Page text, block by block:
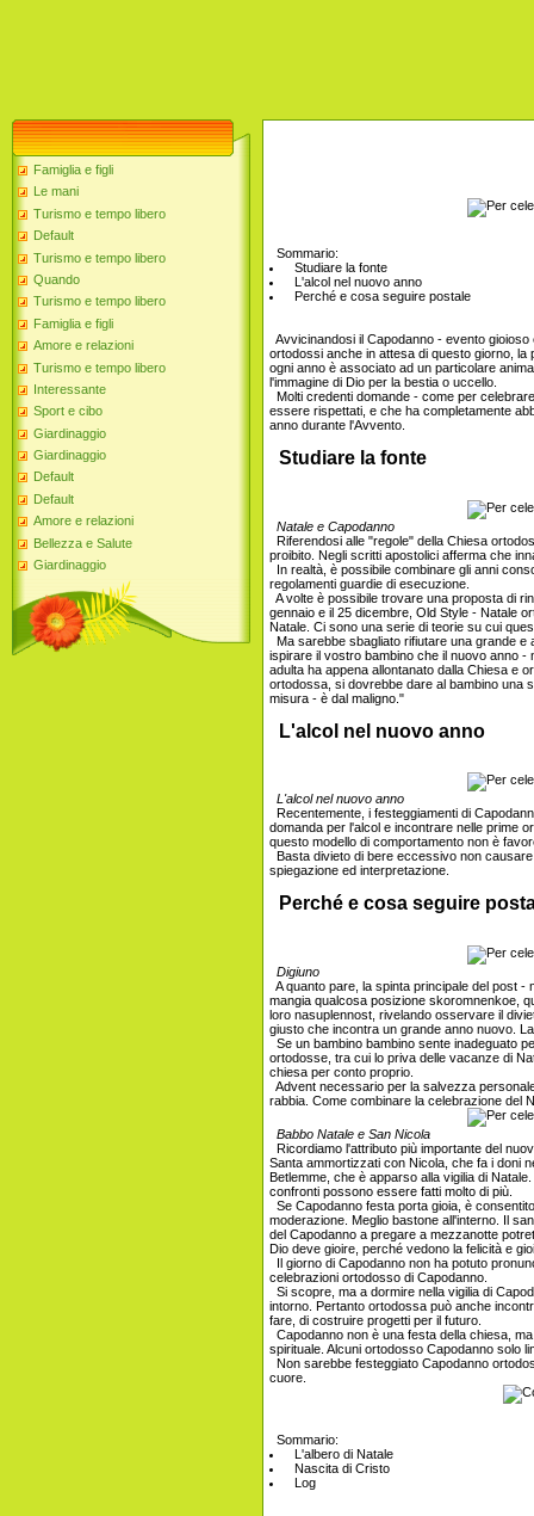
Famiglia e figli
Le mani
Turismo e tempo libero
Default
Turismo e tempo libero
Quando
Turismo e tempo libero
Famiglia e figli
Amore e relazioni
Turismo e tempo libero
Interessante
Sport e cibo
Giardinaggio
Giardinaggio
Default
Default
Amore e relazioni
Bellezza e Salute
Giardinaggio
Sommario:
Studiare la fonte
L'alcol nel nuovo anno
Perché e cosa seguire postale
Avvicinandosi il Capodanno - evento
ortodossi anche in attesa di questo giorno, la
ogni anno è associato ad un particolare
l'immagine di Dio per la bestia o uccello.
Molti credenti domande - come per
essere rispettati, e che ha completamente
anno durante l'Avvento.
Studiare la fonte
Natale e Capodanno
Riferendosi alle "regole" della Chiesa
proibito. Negli scritti apostolici afferma che
In realtà, è possibile combinare gli anni
regolamenti guardie di esecuzione.
A volte è possibile trovare una proposta di
gennaio e il 25 dicembre, Old Style - Natale
Natale. Ci sono una serie di teorie su cui
Ma sarebbe sbagliato rifiutare una grande
ispirare il vostro bambino che il nuovo anno -
adulta ha appena allontanato dalla Chiesa e
ortodossa, si dovrebbe dare al bambino una
misura - è dal maligno."
L'alcol nel nuovo anno
L'alcol nel nuovo anno
Recentemente, i festeggiamenti di
domanda per l'alcol e incontrare nelle prime
questo modello di comportamento non è
Basta divieto di bere eccessivo non
spiegazione ed interpretazione.
Perché e cosa seguire
Digiuno
A quanto pare, la spinta principale del post
mangia qualcosa posizione skoromnenkoe,
loro nasuplennost, rivelando osservare il
giusto che incontra un grande anno nuovo.
Se un bambino bambino sente inadeguato
ortodosse, tra cui lo priva delle vacanze di
chiesa per conto proprio.
Advent necessario per la salvezza
rabbia. Come combinare la celebrazione del
Babbo Natale e San Nicola
Ricordiamo l'attributo più importante del
Santa ammortizzati con Nicola, che fa i doni
Betlemme, che è apparso alla vigilia di
confronti possono essere fatti molto di più.
Se Capodanno festa porta gioia, è
moderazione. Meglio bastone all'interno. Il
del Capodanno a pregare a mezzanotte
Dio deve gioire, perché vedono la felicità e
Il giorno di Capodanno non ha potuto
celebrazioni ortodosso di Capodanno.
Si scopre, ma a dormire nella vigilia di
intorno. Pertanto ortodossa può anche
fare, di costruire progetti per il futuro.
Capodanno non è una festa della chiesa,
spirituale. Alcuni ortodosso Capodanno solo
Non sarebbe festeggiato Capodanno
cuore.
Sommario:
L'albero di Natale
Nascita di Cristo
Log